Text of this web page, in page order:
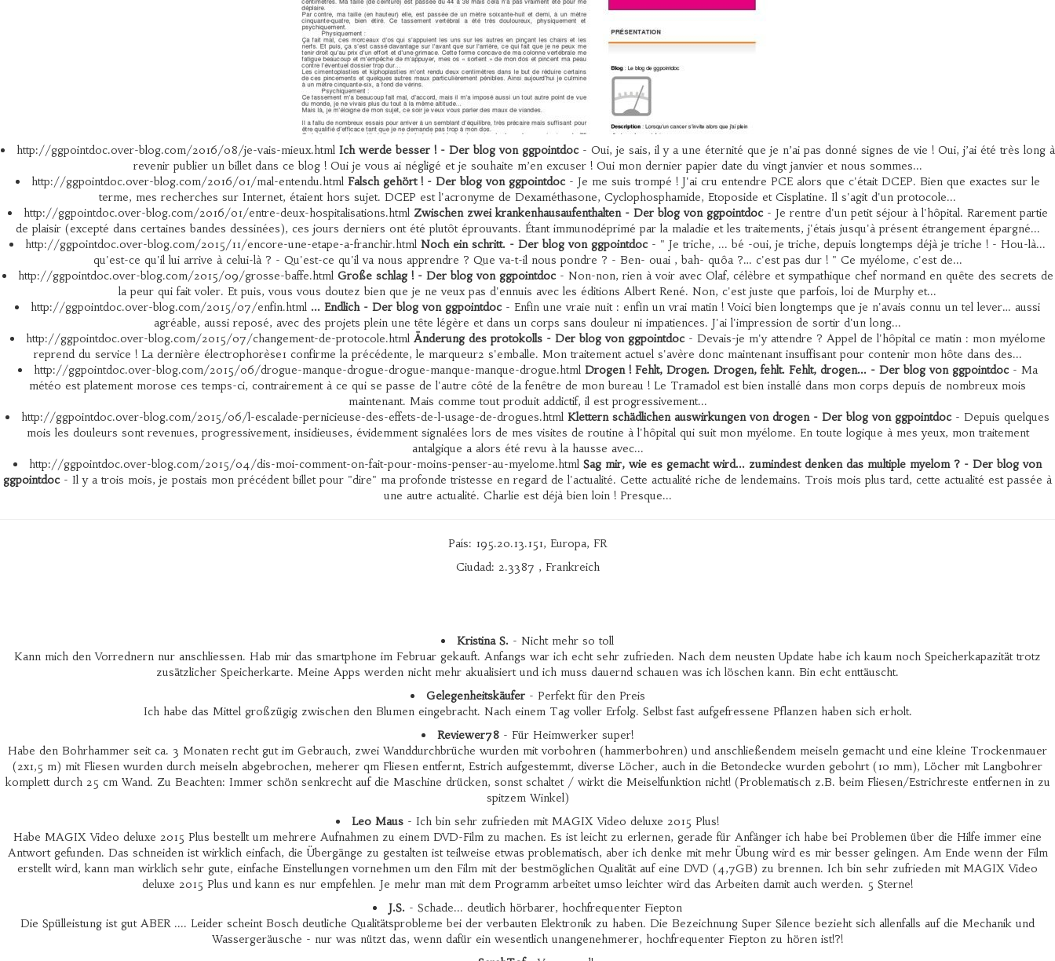
http://ggpointdoc.over-blog.com/2016/08/je-vais-mieux.html Ich werde besser ! - Der blog von ggpointdoc- Oui, je sais, il y a une éternité que je n’ai pas donné signes de vie ! Oui, j’ai été très long à
revenir publier un billet dans ce blog ! Oui je vous ai négligé et je souhaite m’en excuser ! Oui mon dernier papier date du vingt janvier et nous sommes...
http://ggpointdoc.over-blog.com/2016/01/mal-entendu.html Falsch gehört ! - Der blog von ggpointdoc- Je me suis trompé ! J'ai cru entendre PCE alors que c'était DCEP. Bien que exactes sur le
terme, mes recherches sur Internet, étaient hors sujet. DCEP est l'acronyme de Dexaméthasone, Cyclophosphamide, Etoposide et Cisplatine. Il s'agit d'un protocole...
http://ggpointdoc.over-blog.com/2016/01/entre-deux-hospitalisations.html Zwischen zwei krankenhausaufenthalten - Der blog von ggpointdoc- Je rentre d'un petit séjour à l'hôpital. Rarement partie
de plaisir (excepté dans certaines bandes dessinées), ces jours derniers ont été plutôt éprouvants. Étant immunodéprimé par la maladie et les traitements, j'étais jusqu'à présent étrangement épargné...
http://ggpointdoc.over-blog.com/2015/11/encore-une-etape-a-franchir.html Noch ein schritt. - Der blog von ggpointdoc- " Je triche, ... bé -oui, je triche, depuis longtemps déjà je triche ! - Hou-là...
qu'est-ce qu'il lui arrive à celui-là ? - Qu'est-ce qu'il va nous apprendre ? Que va-t-il nous pondre ? - Ben- ouai , bah- quôa ?… c'est pas dur ! " Ce myélome, c'est de...
http://ggpointdoc.over-blog.com/2015/09/grosse-baffe.html Große schlag ! - Der blog von ggpointdoc- Non-non, rien à voir avec Olaf, célèbre et sympathique chef normand en quête des secrets de
la peur qui fait voler. Et puis, vous vous doutez bien que je ne veux pas d'ennuis avec les éditions Albert René. Non, c'est juste que parfois, loi de Murphy et...
http://ggpointdoc.over-blog.com/2015/07/enfin.html ... Endlich - Der blog von ggpointdoc- Enfin une vraie nuit : enfin un vrai matin ! Voici bien longtemps que je n'avais connu un tel lever… aussi
agréable, aussi reposé, avec des projets plein une tête légère et dans un corps sans douleur ni impatiences. J'ai l'impression de sortir d'un long...
http://ggpointdoc.over-blog.com/2015/07/changement-de-protocole.html Änderung des protokolls - Der blog von ggpointdoc- Devais-je m'y attendre ? Appel de l'hôpital ce matin : mon myélome
reprend du service ! La dernière électrophorèse1 confirme la précédente, le marqueur2 s'emballe. Mon traitement actuel s'avère donc maintenant insuffisant pour contenir mon hôte dans des...
http://ggpointdoc.over-blog.com/2015/06/drogue-manque-drogue-drogue-manque-manque-drogue.html Drogen ! Fehlt, Drogen. Drogen, fehlt. Fehlt, drogen... - Der blog von ggpointdoc- Ma
météo est platement morose ces temps-ci, contrairement à ce qui se passe de l'autre côté de la fenêtre de mon bureau ! Le Tramadol est bien installé dans mon corps depuis de nombreux mois
maintenant. Mais comme tout produit addictif, il est progressivement...
http://ggpointdoc.over-blog.com/2015/06/l-escalade-pernicieuse-des-effets-de-l-usage-de-drogues.html Klettern schädlichen auswirkungen von drogen - Der blog von ggpointdoc- Depuis quelques
mois les douleurs sont revenues, progressivement, insidieuses, évidemment signalées lors de mes visites de routine à l'hôpital qui suit mon myélome. En toute logique à mes yeux, mon traitement
antalgique a alors été revu à la hausse avec...
http://ggpointdoc.over-blog.com/2015/04/dis-moi-comment-on-fait-pour-moins-penser-au-myelome.html Sag mir, wie es gemacht wird... zumindest denken das multiple myelom ? - Der blog von
ggpointdoc- Il y a trois mois, je postais mon précédent billet pour "dire" ma profonde tristesse en regard de l'actualité. Cette actualité riche de lendemains. Trois mois plus tard, cette actualité est passée à
une autre actualité. Charlie est déjà bien loin ! Presque...
País: 195.20.13.151, Europa, FR
Ciudad: 2.3387 , Frankreich
Kristina S. - Nicht mehr so toll
Kann mich den Vorrednern nur anschliessen. Hab mir das smartphone im Februar gekauft. Anfangs war ich echt sehr zufrieden. Nach dem neusten Update habe ich kaum noch Speicherkapazität trotz
zusätzlicher Speicherkarte. Meine Apps werden nicht mehr akualisiert und ich muss dauernd schauen was ich löschen kann. Bin echt enttäuscht.
Gelegenheitskäufer- Perfekt für den Preis
Ich habe das Mittel großzügig zwischen den Blumen eingebracht. Nach einem Tag voller Erfolg. Selbst fast aufgefressene Pflanzen haben sich erholt.
Reviewer78 - Für Heimwerker super!
Habe den Bohrhammer seit ca. 3 Monaten recht gut im Gebrauch, zwei Wanddurchbrüche wurden mit vorbohren (hammerbohren) und anschließendem meiseln gemacht und eine kleine Trockenmauer
(2x1,5 m) mit Fliesen wurden durch meiseln abgebrochen, meherer qm Fliesen entfernt, Estrich aufgestemmt, diverse Löcher, auch in die Betondecke wurden gebohrt (10 mm), Löcher mit Langbohrer
komplett durch 25 cm Wand. Zu Beachten: Immer schön senkrecht auf die Maschine drücken, sonst schaltet / wirkt die Meiselfunktion nicht! (Problematisch z.B. beim Fliesen/Estrichreste entfernen in zu
spitzem Winkel)
Leo Maus - Ich bin sehr zufrieden mit MAGIX Video deluxe 2015 Plus!
Habe MAGIX Video deluxe 2015 Plus bestellt um mehrere Aufnahmen zu einem DVD-Film zu machen. Es ist leicht zu erlernen, gerade für Anfänger ich habe bei Problemen über die Hilfe immer eine
Antwort gefunden. Das schneiden ist wirklich einfach, die Übergänge zu gestalten ist teilweise etwas problematisch, aber ich denke mit mehr Übung wird es mir besser gelingen. Am Ende wenn der Film
erstellt wird, kann man wirklich sehr gute, einfache Einstellungen vornehmen um den Film mit der bestmöglichen Qualität auf eine DVD (4,7GB) zu brennen. Ich bin sehr zufrieden mit MAGIX Video
deluxe 2015 Plus und kann es nur empfehlen. Je mehr man mit dem Programm arbeitet umso leichter wird das Arbeiten damit auch werden. 5 Sterne!
J.S. - Schade... deutlich hörbarer, hochfrequenter Fiepton
Die Spülleistung ist gut ABER .... Leider scheint Bosch deutliche Qualitätsprobleme bei der verbauten Elektronik zu haben. Die Bezeichnung Super Silence bezieht sich allenfalls auf die Mechanik und
Wassergeräusche - nur was nützt das, wenn dafür ein wesentlich unangenehmerer, hochfrequenter Fiepton zu hören ist!?!